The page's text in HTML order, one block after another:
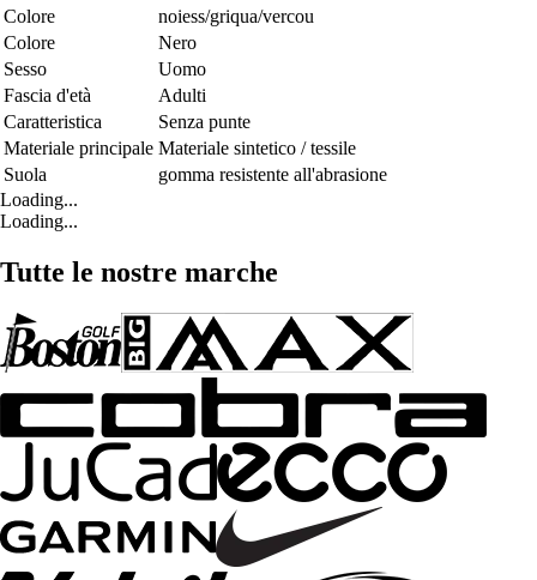
Colore
noiess/griqua/vercou
Colore
Nero
Sesso
Uomo
Fascia d'età
Adulti
Caratteristica
Senza punte
Materiale principale Materiale sintetico / tessile
Suola
gomma resistente all'abrasione
Loading...
Loading...
Tutte le nostre marche